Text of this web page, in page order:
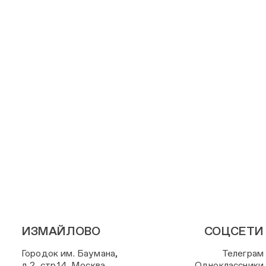
ИЗМАЙЛОВО
Городок им. Баумана,
СОЦСЕТИ
Телеграм